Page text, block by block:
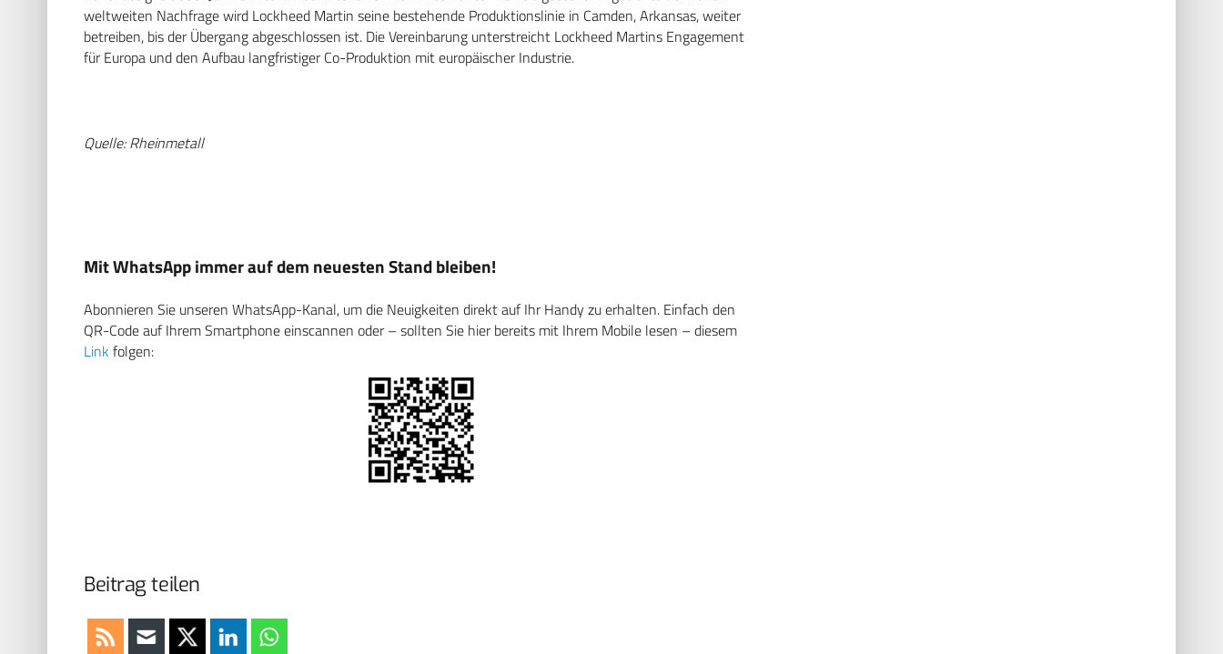
weltweiten Nachfrage wird Lockheed Martin seine bestehende Produktionslinie in Camden, Arkansas, weiter
betreiben, bis der Übergang abgeschlossen ist. Die Vereinbarung unterstreicht Lockheed Martins Engagement
für Europa und den Aufbau langfristiger Co-Produktion mit europäischer Industrie.
Quelle: Rheinmetall
Mit WhatsApp immer auf dem neuesten Stand bleiben!
Abonnieren Sie unseren WhatsApp-Kanal, um die Neuigkeiten direkt auf Ihr Handy zu erhalten. Einfach den
QR-Code auf Ihrem Smartphone einscannen oder – sollten Sie hier bereits mit Ihrem Mobile lesen – diesem
Link folgen:
Beitrag teilen